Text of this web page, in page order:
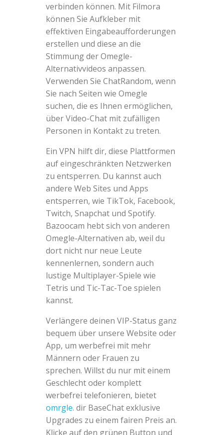
verbinden können. Mit Filmora
können Sie Aufkleber mit
effektiven Eingabeaufforderungen
erstellen und diese an die
Stimmung der Omegle-
Alternativvideos anpassen.
Verwenden Sie ChatRandom, wenn
Sie nach Seiten wie Omegle
suchen, die es Ihnen ermöglichen,
über Video-Chat mit zufälligen
Personen in Kontakt zu treten.
Ein VPN hilft dir, diese Plattformen
auf eingeschränkten Netzwerken
zu entsperren. Du kannst auch
andere Web Sites und Apps
entsperren, wie TikTok, Facebook,
Twitch, Snapchat und Spotify.
Bazoocam hebt sich von anderen
Omegle-Alternativen ab, weil du
dort nicht nur neue Leute
kennenlernen, sondern auch
lustige Multiplayer-Spiele wie
Tetris und Tic-Tac-Toe spielen
kannst.
Verlängere deinen VIP-Status ganz
bequem über unsere Website oder
App, um werbefrei mit mehr
Männern oder Frauen zu
sprechen. Willst du nur mit einem
Geschlecht oder komplett
werbefrei telefonieren, bietet
omrgle. dir BaseChat exklusive
Upgrades zu einem fairen Preis an.
Klicke auf den grünen Button und